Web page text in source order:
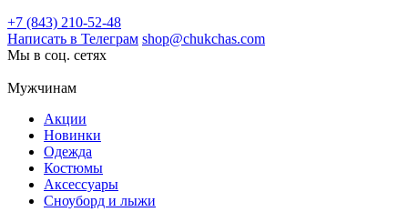
+7 (843) 210-52-48
Написать в Телеграм shop@chukchas.com
Мы в соц. сетях
Мужчинам
Акции
Новинки
Одежда
Костюмы
Аксессуары
Сноуборд и лыжи